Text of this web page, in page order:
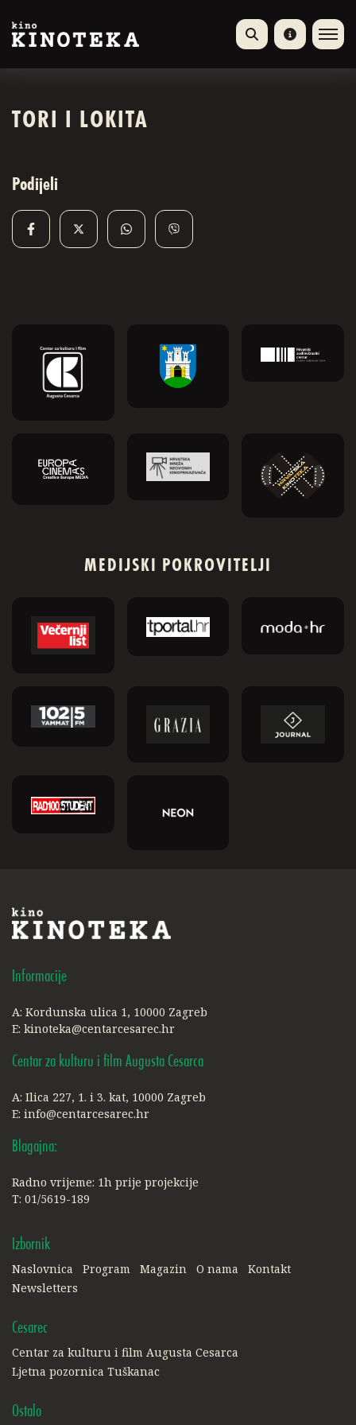
TORI I LOKITA
Podijeli
MEDIJSKI POKROVITELJI
Informacije
A: Kordunska ulica 1, 10000 Zagreb
E: kinoteka@centarcesarec.hr
Centar za kulturu i film Augusta Cesarca
A: Ilica 227, 1. i 3. kat, 10000 Zagreb
E: info@centarcesarec.hr
Blagajna:
Radno vrijeme: 1h prije projekcije
T: 01/5619-189
Izbornik
Naslovnica Program Magazin O nama
Kontakt
Newsletters
Cesarec
Centar za kulturu i film Augusta Cesarca
Ljetna pozornica Tuškanac
Ostalo